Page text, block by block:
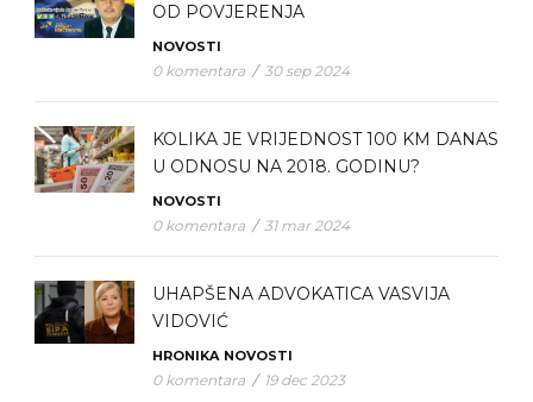
OD POVJERENJA
NOVOSTI
0 komentara / 30 sep 2024
KOLIKA JE VRIJEDNOST 100 KM DANAS
U ODNOSU NA 2018. GODINU?
NOVOSTI
0 komentara / 31 mar 2024
UHAPŠENA ADVOKATICA VASVIJA
VIDOVIĆ
HRONIKA NOVOSTI
0 komentara / 19 dec 2023